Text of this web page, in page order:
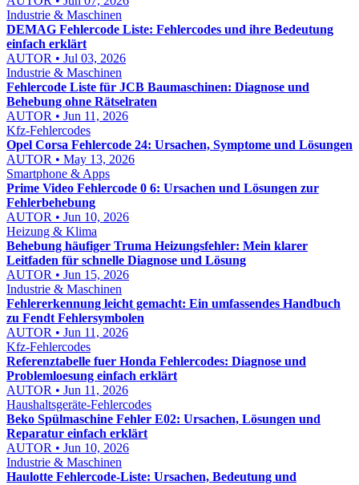
Industrie & Maschinen
DEMAG Fehlercode Liste: Fehlercodes und ihre Bedeutung
einfach erklärt
AUTOR • Jul 03, 2026
Industrie & Maschinen
Fehlercode Liste für JCB Baumaschinen: Diagnose und
Behebung ohne Rätselraten
AUTOR • Jun 11, 2026
Kfz-Fehlercodes
Opel Corsa Fehlercode 24: Ursachen, Symptome und Lösungen
AUTOR • May 13, 2026
Smartphone & Apps
Prime Video Fehlercode 0 6: Ursachen und Lösungen zur
Fehlerbehebung
AUTOR • Jun 10, 2026
Heizung & Klima
Behebung häufiger Truma Heizungsfehler: Mein klarer
Leitfaden für schnelle Diagnose und Lösung
AUTOR • Jun 15, 2026
Industrie & Maschinen
Fehlererkennung leicht gemacht: Ein umfassendes Handbuch
zu Fendt Fehlersymbolen
AUTOR • Jun 11, 2026
Kfz-Fehlercodes
Referenztabelle fuer Honda Fehlercodes: Diagnose und
Problemloesung einfach erklärt
AUTOR • Jun 11, 2026
Haushaltsgeräte-Fehlercodes
Beko Spülmaschine Fehler E02: Ursachen, Lösungen und
Reparatur einfach erklärt
AUTOR • Jun 10, 2026
Industrie & Maschinen
Haulotte Fehlercode-Liste: Ursachen, Bedeutung und